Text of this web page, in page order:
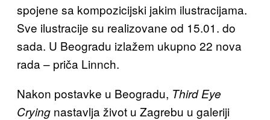
spojene sa kompozicijski jakim ilustracijama.
Sve ilustracije su realizovane od 15.01. do
sada. U Beogradu izlažem ukupno 22 nova
rada – priča Linnch.
Nakon postavke u Beogradu, Third Eye
Crying nastavlja život u Zagrebu u galeriji